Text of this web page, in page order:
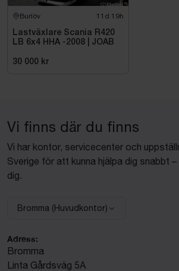
Burlöv 11d 19h
Lastväxlare Scania R420
LB 6x4 HHA -2008 | JOAB
30 000 kr
Vi finns där du finns
Vi har kontor, servicecenter och
Sverige för att kunna hjälpa dig snabbt –
dig.
Välj anläggning:
Bromma (Huvudkontor)
Adress:
Bromma
Linta Gårdsväg 5A